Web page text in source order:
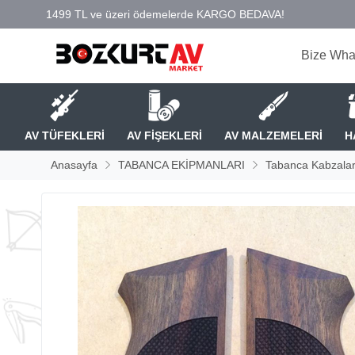
Bize
AV TÜFEKLERİ AV FİŞEKLERİ AV MALZEMELERİ
Anasayfa TABANCA EKİPMANLARI Tabanca